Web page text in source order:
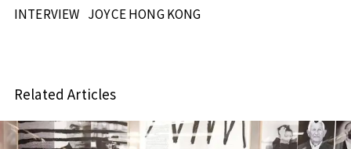
INTERVIEW JOYCE HONG KONG
Related Articles